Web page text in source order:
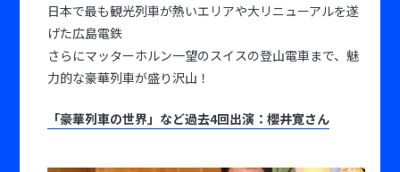
日本で最も観光列車が熱いエリアや大リニューアルを遂
げた広島電鉄
さらにマッターホルン一望のスイスの登山電車まで、魅
力的な豪華列車が盛り沢山！
「豪華列車の世界」など過去4回出演：櫻井寛さん